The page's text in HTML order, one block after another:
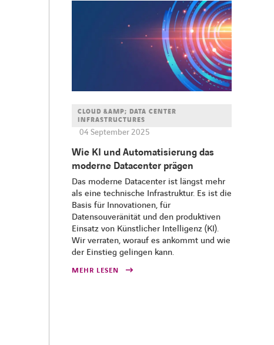
CLOUD &AMP; DATA CENTER
INFRASTRUCTURES
04 September 2025
Wie KI und Automatisierung das
moderne Datacenter prägen
Das moderne Datacenter ist längst mehr
als eine technische Infrastruktur. Es ist die
Basis für Innovationen, für
Datensouveränität und den produktiven
Einsatz von Künstlicher Intelligenz (KI).
Wir verraten, worauf es ankommt und wie
der Einstieg gelingen kann.
MEHR LESEN